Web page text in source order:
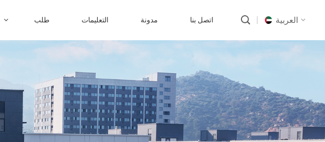
طلب التعليمات مدونة اتصل بنا العربية
русский
português
العربية